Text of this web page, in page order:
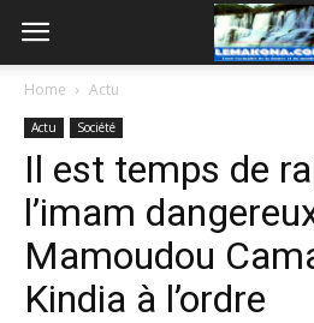
Home Actu
Actu Société
Il est temps de
l’imam
Mamoudou
Kindia à l’ordre